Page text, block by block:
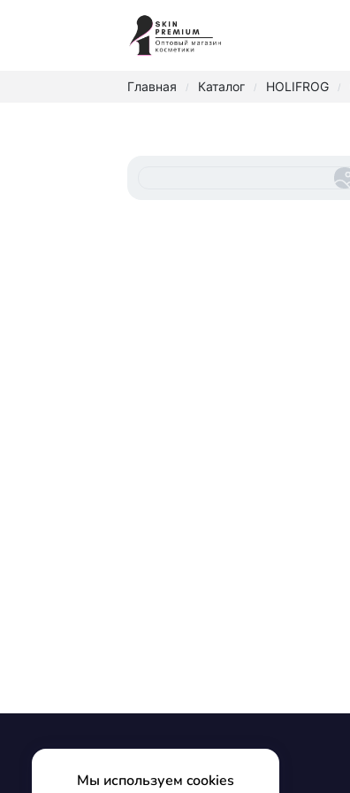
Главная / Каталог / HOLIFROG /
Мы используем cookies